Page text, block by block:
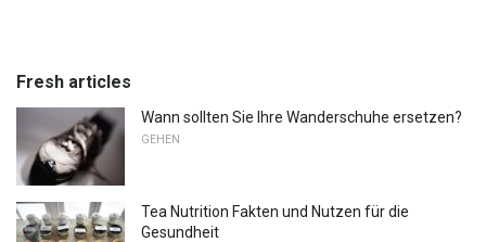
Fresh articles
Wann sollten Sie Ihre Wanderschuhe ersetzen?
GEHEN
Tea Nutrition Fakten und Nutzen für die
Gesundheit